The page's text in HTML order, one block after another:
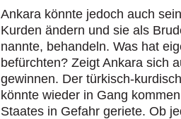
Ankara könnte jedoch auch
Kurden ändern und sie als
nannte, behandeln. Was hat
befürchten? Zeigt Ankara sich
gewinnen. Der türkisch-
könnte wieder in Gang
Staates in Gefahr geriete. Ob